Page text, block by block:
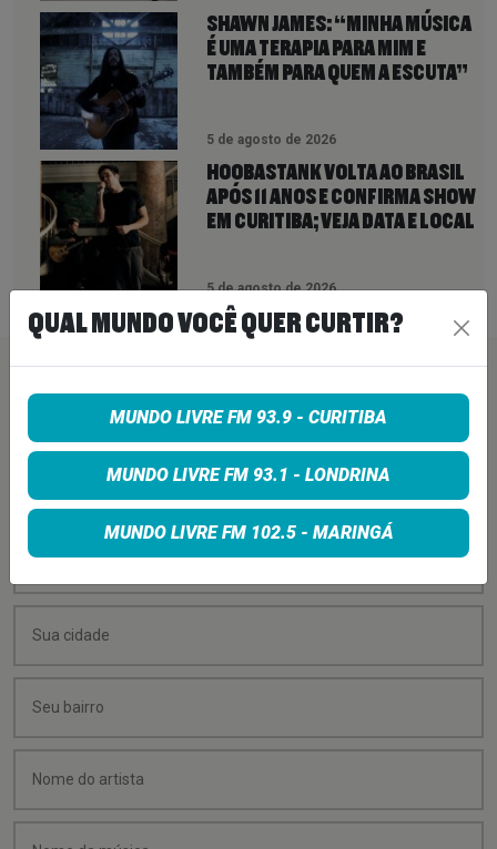
SHAWN JAMES: “MINHA MÚSICA
É UMA TERAPIA PARA MIM E
TAMBÉM PARA QUEM A ESCUTA”
5 de agosto de 2026
HOOBASTANK VOLTA AO BRASIL
APÓS 11 ANOS E CONFIRMA SHOW
EM CURITIBA; VEJA DATA E LOCAL
5 de agosto de 2026
PEÇA SUA MÚSICA
Quer sugerir uma música para rolar na minha
programação? É só preencher os campos abaixo:
QUAL MUNDO VOCÊ QUER CURTIR?
MUNDO LIVRE FM 93.9 - CURITIBA
MUNDO LIVRE FM 93.1 - LONDRINA
MUNDO LIVRE FM 102.5 - MARINGÁ